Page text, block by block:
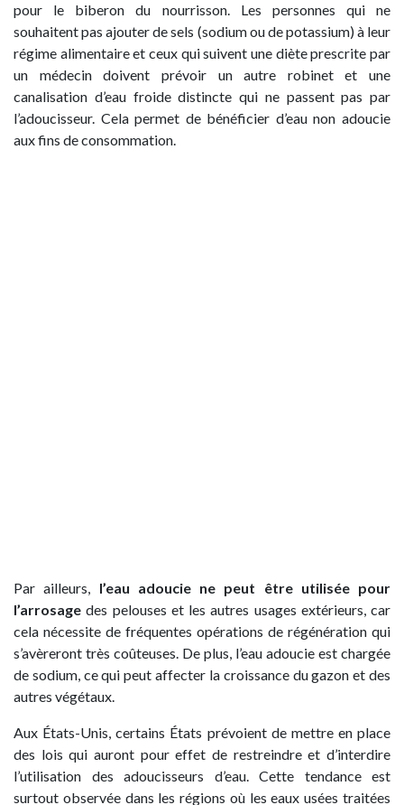
pour le biberon du nourrisson. Les personnes qui ne
souhaitent pas ajouter de sels (sodium ou de potassium) à leur
régime alimentaire et ceux qui suivent une diète prescrite par
un médecin doivent prévoir un autre robinet et une
canalisation d’eau froide distincte qui ne passent pas par
l’adoucisseur. Cela permet de bénéficier d’eau non adoucie
aux fins de consommation.
Par ailleurs, l’eau adoucie ne peut être utilisée pour
l’arrosage des pelouses et les autres usages extérieurs, car
cela nécessite de fréquentes opérations de régénération qui
s’avèreront très coûteuses. De plus, l’eau adoucie est chargée
de sodium, ce qui peut affecter la croissance du gazon et des
autres végétaux.
Aux États-Unis, certains États prévoient de mettre en place
des lois qui auront pour effet de restreindre et d’interdire
l’utilisation des adoucisseurs d’eau. Cette tendance est
surtout observée dans les régions où les eaux usées traitées